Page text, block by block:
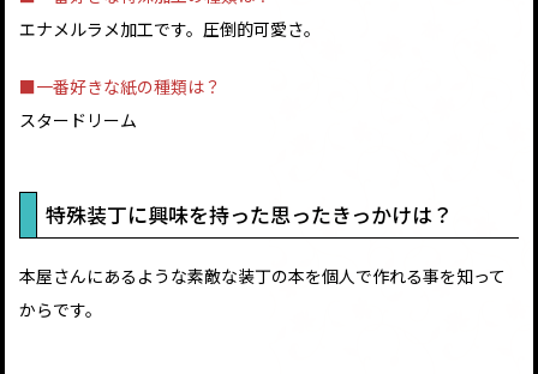
エナメルラメ加工です。圧倒的可愛さ。
■一番好きな紙の種類は？
スタードリーム
特殊装丁に興味を持った思ったきっかけは？
本屋さんにあるような素敵な装丁の本を個人で作れる事を知って
からです。